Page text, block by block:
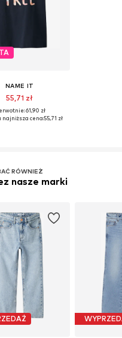
NAME IT
55,71 zł
61,90 zł
cena:55,71 zł
RÓWNIEŻ
nasze marki